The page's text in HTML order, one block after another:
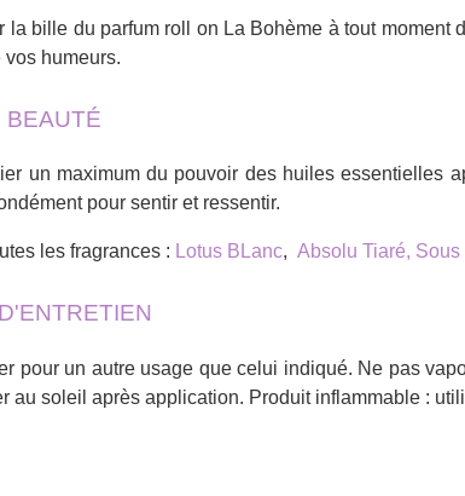
la bille du parfum roll on La Bohème à tout
vos humeurs.
BEAUTÉ
un maximum du pouvoir des huiles essentielles
pour sentir et ressentir.
les fragrances : Lotus BLanc, Absolu Tiaré, Sous
pour un autre usage que celui indiqué. Ne pas
au soleil après application. Produit inflammable :